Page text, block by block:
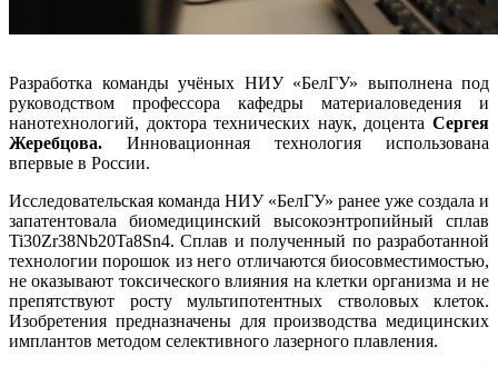
Разработка команды учёных НИУ «БелГУ» выполнена под
руководством профессора кафедры материаловедения и
нанотехнологий, доктора технических наук, доцента Сергея
Жеребцова. Инновационная технология использована
впервые в России.
Исследовательская команда НИУ «БелГУ» ранее уже создала и
запатентовала биомедицинский высокоэнтропийный сплав
Ti30Zr38Nb20Ta8Sn4. Сплав и полученный по разработанной
технологии порошок из него отличаются биосовместимостью,
не оказывают токсического влияния на клетки организма и не
препятствуют росту мультипотентных стволовых клеток.
Изобретения предназначены для производства медицинских
имплантов методом селективного лазерного плавления.